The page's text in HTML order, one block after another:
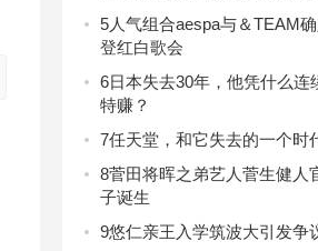
5人气组合aespa与＆TEAM
登红白歌会
6日本失去30年，他凭什么连
特赚？
7任天堂，和它失去的一个时
8菅田将晖之弟艺人菅生健人
子诞生
9悠仁亲王入学筑波大引发争